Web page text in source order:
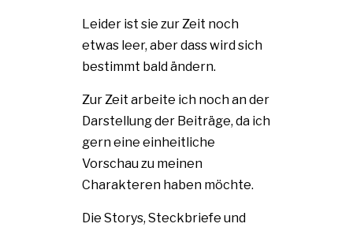
Leider ist sie zur Zeit noch
etwas leer, aber dass wird sich
bestimmt bald ändern.
Zur Zeit arbeite ich noch an der
Darstellung der Beiträge, da ich
gern eine einheitliche
Vorschau zu meinen
Charakteren haben möchte.
Die Storys, Steckbriefe und